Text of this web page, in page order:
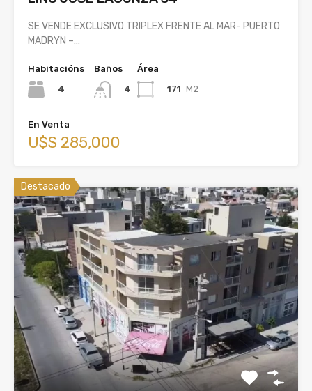
SE VENDE EXCLUSIVO TRIPLEX FRENTE AL MAR- PUERTO
MADRYN –…
Habitacións
4
Baños
4
Área
171 M2
En Venta
U$S 285,000
Destacado